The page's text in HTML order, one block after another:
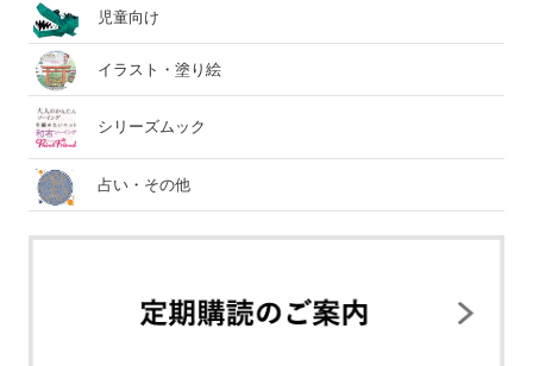
児童向け
イラスト・塗り絵
シリーズムック
占い・その他